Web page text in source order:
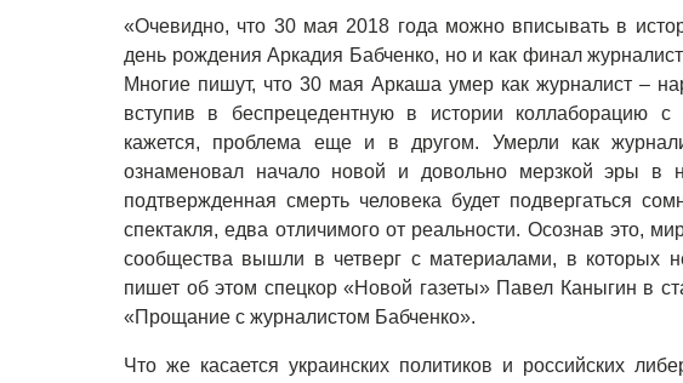
«Очевидно, что 30 мая 2018 года можно вписывать в
день рождения Аркадия Бабченко, но и как финал
Многие пишут, что 30 мая Аркаша умер как журналист –
вступив в беспрецедентную в истории коллаборацию
кажется, проблема еще и в другом. Умерли как
ознаменовал начало новой и довольно мерзкой эры в
подтвержденная смерть человека будет подвергаться
спектакля, едва отличимого от реальности. Осознав это,
сообщества вышли в четверг с материалами, в которых
пишет об этом спецкор «Новой газеты» Павел Каныгин в
«Прощание с журналистом Бабченко».
Что же касается украинских политиков и российских